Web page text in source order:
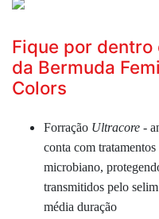
Fique por
da Bermuda
Colors
Forração Ultracore -
conta com
microbiano,
transmitidos pelo
média duração